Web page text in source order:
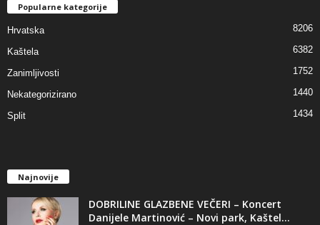
Popularne kategorije
Hrvatska 8206
Kaštela 6382
Zanimljivosti 1752
Nekategorizirano 1440
Split 1434
Najnovije
DOBRILINE GLAZBENE VEČERI – Koncert
Danijele Martinović – Novi park, Kaštel...